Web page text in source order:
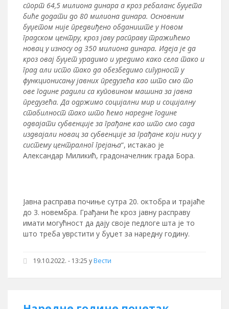
спорт 64,5 милиона динара а кроз ребаланс буџета
биће додати до 80 милиона динара. Основним
буџетом није предвиђено обданиште у Новом
градском центру, кроз јаву расправу тражићемо
новац у износу од 350 милиона динара. Идеја је да
кроз овај буџет урадимо и уредимо како села тако и
град али исто тако да обезбедимо сигурност у
функционисању јавних предузећа као што смо то
ове године радили са куповином машина за јавна
предузећа. Да одржимо социјални мир и социјалну
стабилност тако што ћемо наредне године
одвајати субвенције за грађане као што смо сада
издвајали новац за субвенције за грађане који нису у
систему централног грејања“, истакао је
Александар Миликић, градоначелник града Бора.
Јавна расправа почиње сутра 20. октобра и трајаће
до 3. новембра. Грађани ће кроз јавну расправу
имати могућност да дају своје педлоге шта је то
што треба уврстити у буџет за наредну годину.
19.10.2022. - 13:25 уВести